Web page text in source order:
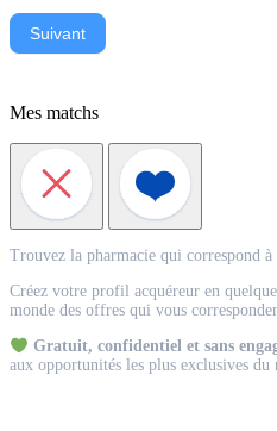
Suivant
Mes matchs
Acquéreur
Trouvez la pharmacie qui correspond à
Créez votre profil acquéreur en
monde des offres qui vous
Gratuit, confidentiel et sans
aux opportunités les plus exclusives du